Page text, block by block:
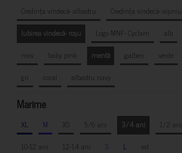
Credința vindecă- albastru
Credința vindecă- vișiniu
Iubirea vindecă- roșu
Logo MNF- Cyclam alb
mov
baby pink mentă galben verde
gri
coral albastru navy
Marime
XL M XS 5/6 ani 3/4 ani 1/2 ani
10-12 ani
12-14 ani S L xxl